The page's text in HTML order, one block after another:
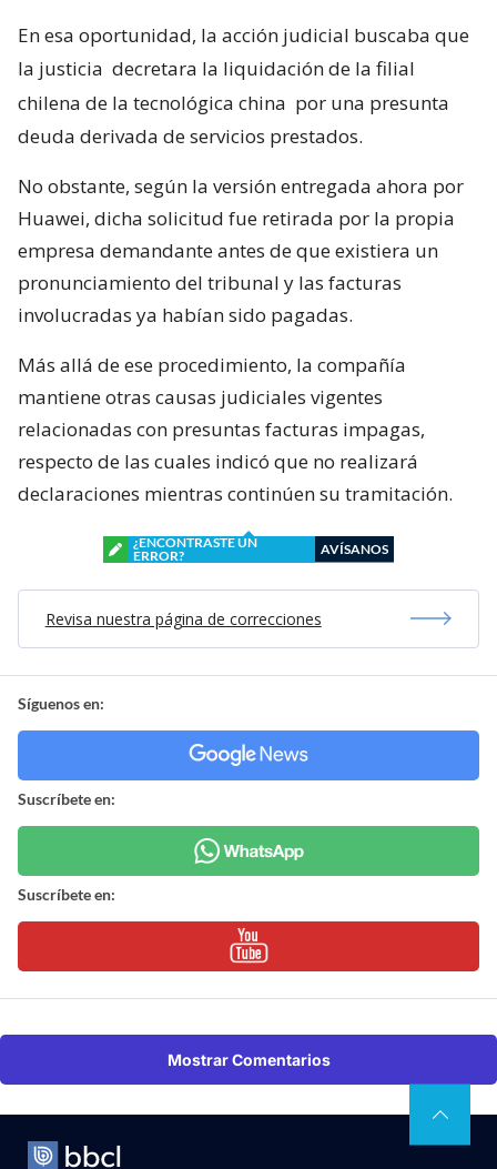
En esa oportunidad, la acción judicial buscaba que
la justicia decretara la liquidación de la filial
chilena de la tecnológica china por una presunta
deuda derivada de servicios prestados.
No obstante, según la versión entregada ahora por
Huawei, dicha solicitud fue retirada por la propia
empresa demandante antes de que existiera un
pronunciamiento del tribunal y las facturas
involucradas ya habían sido pagadas.
Más allá de ese procedimiento, la compañía
mantiene otras causas judiciales vigentes
relacionadas con presuntas facturas impagas,
respecto de las cuales indicó que no realizará
declaraciones mientras continúen su tramitación.
¿ENCONTRASTE UN
ERROR?
AVÍSANOS
Revisa nuestra página de correcciones
Síguenos en:
Suscríbete en:
Suscríbete en:
Mostrar Comentarios